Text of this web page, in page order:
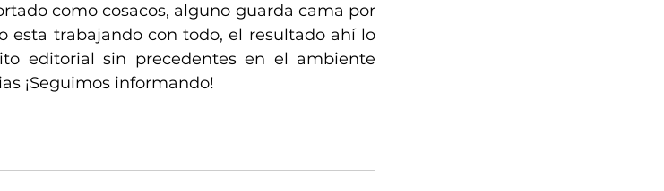
como cosacos, alguno guarda cama por
esta trabajando con todo, el resultado ahí lo
editorial sin precedentes en el ambiente
¡Seguimos informando!